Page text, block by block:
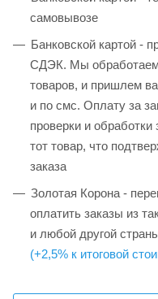
самовывозе
Банковской картой -
СДЭК. Мы обработаем
товаров, и пришлем
и по смс. Оплату за
проверки и обработки
тот товар, что
заказа
Золотая Корона -
оплатить заказы из
и любой другой
(+2,5% к итоговой